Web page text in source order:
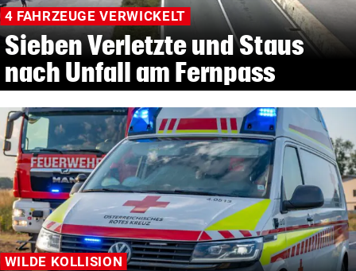
4 FAHRZEUGE VERWICKELT
Sieben Verletzte und Staus
nach Unfall am Fernpass
WILDE KOLLISION